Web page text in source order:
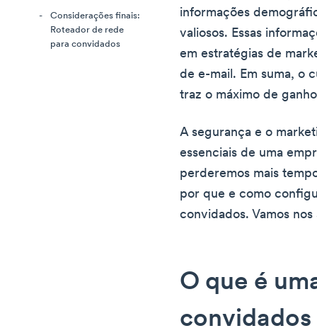
Considerações finais:
Roteador de rede
para convidados
informações
valiosos. Essas
em estratégias de
de e-mail. Em suma, o
traz o máximo de
A segurança e o
essenciais de uma
perderemos mais
por que e como
convidados. Vamos
O que é